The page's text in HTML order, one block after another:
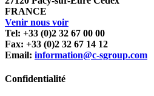
FRANCE
Venir nous voir
Tel: +33 (0)2 32 67 00 00
Fax: +33 (0)2 32 67 14 12
Email: information@c-sgroup.com
Confidentialité